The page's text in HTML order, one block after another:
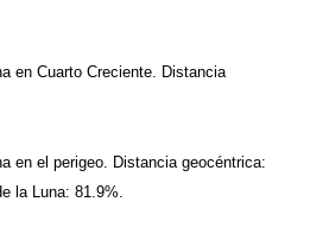
en Cuarto Creciente. Distancia
en el perigeo. Distancia geocéntrica:
la Luna: 81.9%.